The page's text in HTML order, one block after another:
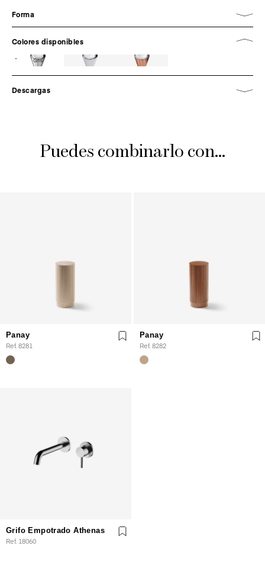
Forma
Colores disponibles
Gris
Descargas
Puedes combinarlo con...
Panay
Ref. 8281
Panay
Ref. 8282
Grifo Empotrado Athenas
Ref. 18060